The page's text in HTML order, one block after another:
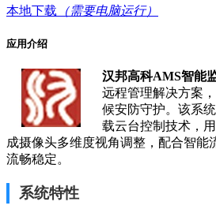
本地下载 （需要电脑运行）
应用介绍
汉邦高科AMS智能
远程管理解决方案
候安防守护。该系
载云台控制技术，
成摄像头多维度视角调整，配合智能
流畅稳定。
系统特性